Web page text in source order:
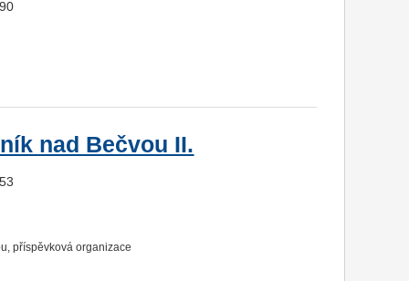
nad Bečvou II.
příspěvková organizace